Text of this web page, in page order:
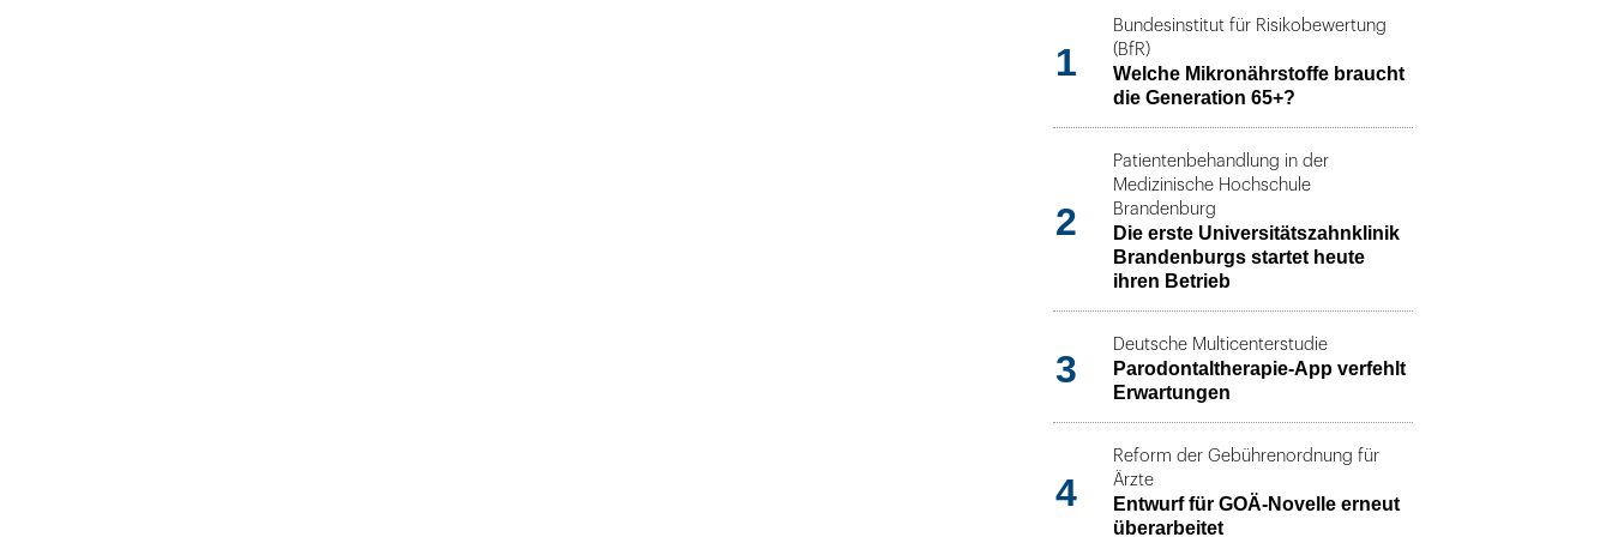
1
Bundesinstitut für Risikobewertung
(BfR)
Welche Mikronährstoffe braucht
die Generation 65+?
2
Patientenbehandlung in der
Medizinische Hochschule
Brandenburg
Die erste Universitätszahnklinik
Brandenburgs startet heute
ihren Betrieb
3
Deutsche Multicenterstudie
Parodontaltherapie-App verfehlt
Erwartungen
4
Reform der Gebührenordnung für
Ärzte
Entwurf für GOÄ-Novelle erneut
überarbeitet